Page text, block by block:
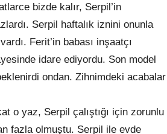
bizde kalır, Serpil’in
Serpil haftalık iznini onunla
Ferit’in babası inşaatçı
idare ediyordu. Son model
ondan. Zihnimdeki acabalar
o yaz, Serpil çalıştığı için zorunlu
fazla olmuştu. Serpil ile evde